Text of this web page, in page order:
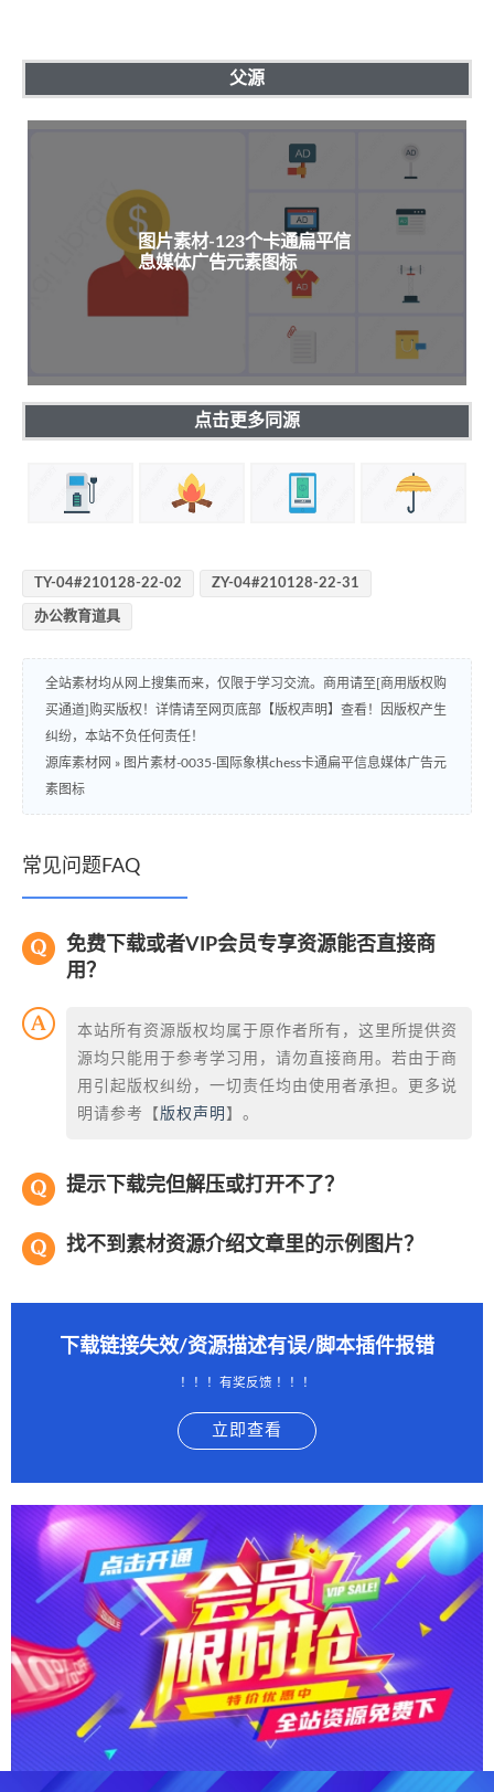
父源
图片素材-123个卡通扁平信
息媒体广告元素图标
点击更多同源
TY-04#210128-22-02 ZY-04#210128-22-31
办公教育道具
全站素材均从网上搜集而来，仅限于学习交流。商用请至[商用版权购
买通道]购买版权！详情请至网页底部【版权声明】查看！因版权产生
纠纷，本站不负任何责任！
源库素材网 » 图片素材-0035-国际象棋chess卡通扁平信息媒体广告元
素图标
常见问题FAQ
免费下载或者VIP会员专享资源能否直接商
用？
本站所有资源版权均属于原作者所有，这里所提供资
源均只能用于参考学习用，请勿直接商用。若由于商
用引起版权纠纷，一切责任均由使用者承担。更多说
明请参考【 版权声明 】。
提示下载完但解压或打开不了？
找不到素材资源介绍文章里的示例图片？
下载链接失效/资源描述有误/脚本插件报错
！！！有奖反馈 ！！！
立即查看